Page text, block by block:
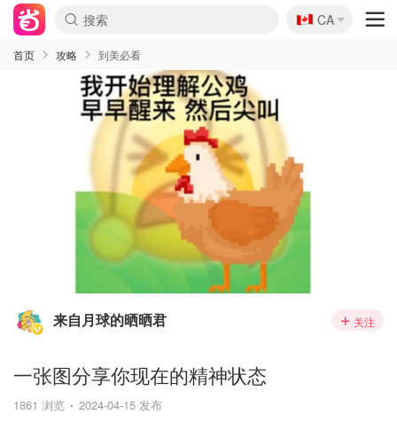
🇨🇦
CA
首页 攻略 到美必看
来自月球的晒晒君 关注
一张图分享你现在的精神状态
1861 浏览 2024-04-15 发布